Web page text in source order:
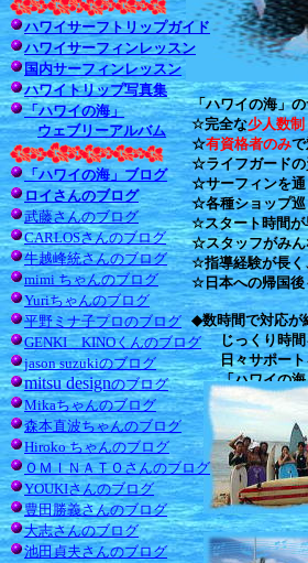
「ハワイの海」
☆完全な少人数制
☆有資格者のみ
☆ライフガードの
☆サーフィンを通
☆各種ショップ巡
☆スタート時間が
☆スタッフがみん
☆指導経験が長く
☆日本への帰国後
◆数時間で対応が
じっくり時間
日々サポート
「ハワイの海
ハワイサーフトリップガイド
ハワイサーフィンレッスン
国内サーフィンレッスン
ハワイトリップ写真集
「ハワイの海」
ウェブリーアルバム
「ハワイの海」ブログ
ロイさんのブログ
武藤さんのブログ
CARLOSさんのブログ
牛越峰統さんのブログ
mim​i ちゃんのブログ
Yuriちゃんのブログ
平野ミナ子プロのブログ
GENKI KINOくんのブログ
jason suzukiのブログ
mitsu designのブログ
Mikaちゃんのブログ
森本直波ちゃんのブログ
Hiroko ちゃんのブログ
ＯＭＩＮＡＴＯさんのブログ
YOUKIさんのブログ
豊田勝義さんのブログ
大志さんのブログ
池田貞夫さんのブログ